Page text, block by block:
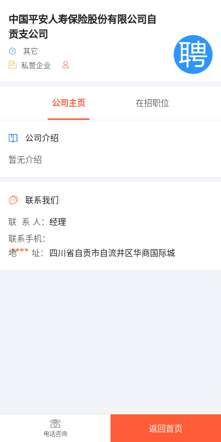
中国平安人寿保险股份有限公司自
贡支公司
其它
私营企业
公司主页 在招职位
公司介绍
暂无介绍
联系我们
联 系 人： 经理
联系手机：
****
地 址： 四川省自贡市自流井区华商国际城
电话咨询
返回首页